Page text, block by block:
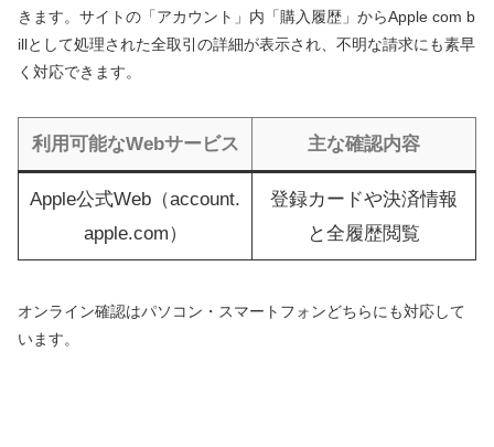
きます。サイトの「アカウント」内「購入履歴」からApple com b
illとして処理された全取引の詳細が表示され、不明な請求にも素早
く対応できます。
利用可能なWebサービス 主な確認内容
Apple公式Web（account.
apple.com）
登録カードや決済情報
と全履歴閲覧
オンライン確認はパソコン・スマートフォンどちらにも対応して
います。